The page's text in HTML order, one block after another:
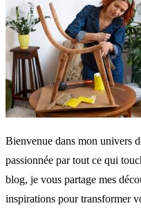
Bienvenue dans mon univers
passionnée par tout ce qui
blog, je vous partage mes
inspirations pour transformer